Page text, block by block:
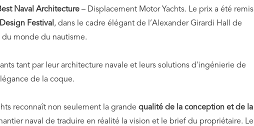
Naval Architecture – Displacement Motor Yachts. Le prix a été remis
Festival , dans le cadre élégant de l’Alexander Girardi Hall de
monde du nautisme.
tant par leur architecture navale et leurs solutions d'ingénierie de
de la coque.
reconnaît non seulement la grande qualité de la conception et de la
naval de traduire en réalité la vision et le brief du propriétaire. Le